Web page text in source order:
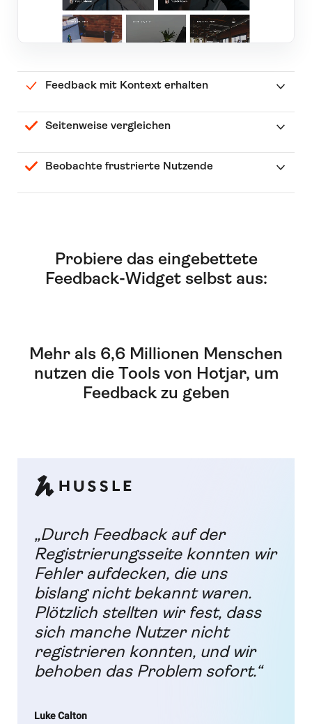
Feedback mit Kontext erhalten
Seitenweise vergleichen
Beobachte frustrierte Nutzende
Probiere das eingebettete
Feedback-Widget selbst aus:
Mehr als 6,6 Millionen Menschen
nutzen die Tools von Hotjar, um
Feedback zu geben
„Durch Feedback auf der
Registrierungsseite konnten wir
Fehler aufdecken, die uns
bislang nicht bekannt waren.
Plötzlich stellten wir fest, dass
sich manche Nutzer nicht
registrieren konnten, und wir
behoben das Problem sofort.“
Luke Calton